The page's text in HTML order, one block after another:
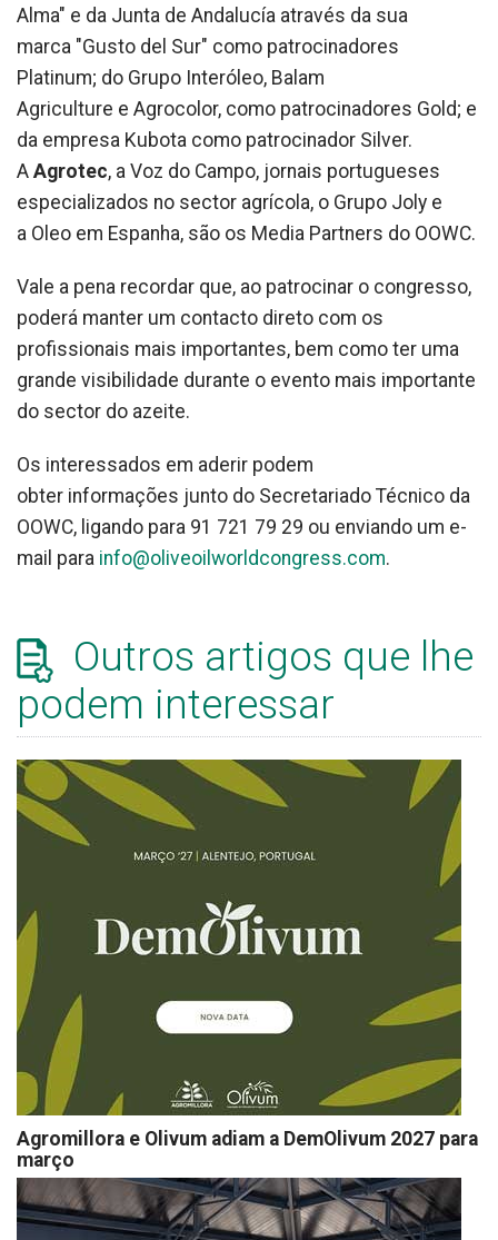
Alma" e da Junta de Andalucía através da sua
marca "Gusto del Sur" como patrocinadores
Platinum; do Grupo Interóleo, Balam
Agriculture e Agrocolor, como patrocinadores Gold; e
da empresa Kubota como patrocinador Silver.
A Agrotec, a Voz do Campo, jornais portugueses
especializados no sector agrícola, o Grupo Joly e
a Oleo em Espanha, são os Media Partners do OOWC.
Vale a pena recordar que, ao patrocinar o congresso,
poderá manter um contacto direto com os
profissionais mais importantes, bem como ter uma
grande visibilidade durante o evento mais importante
do sector do azeite.
Os interessados em aderir podem
obter informações junto do Secretariado Técnico da
OOWC, ligando para 91 721 79 29 ou enviando um e-
mail para info@oliveoilworldcongress.com.
Outros artigos que lhe
podem interessar
Agromillora e Olivum adiam a DemOlivum 2027 para
março